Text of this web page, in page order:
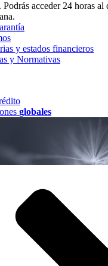
Podrás acceder 24 horas al
y estados financieros
y Normativas
globales